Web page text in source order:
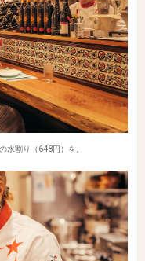
水割り（648円）を。